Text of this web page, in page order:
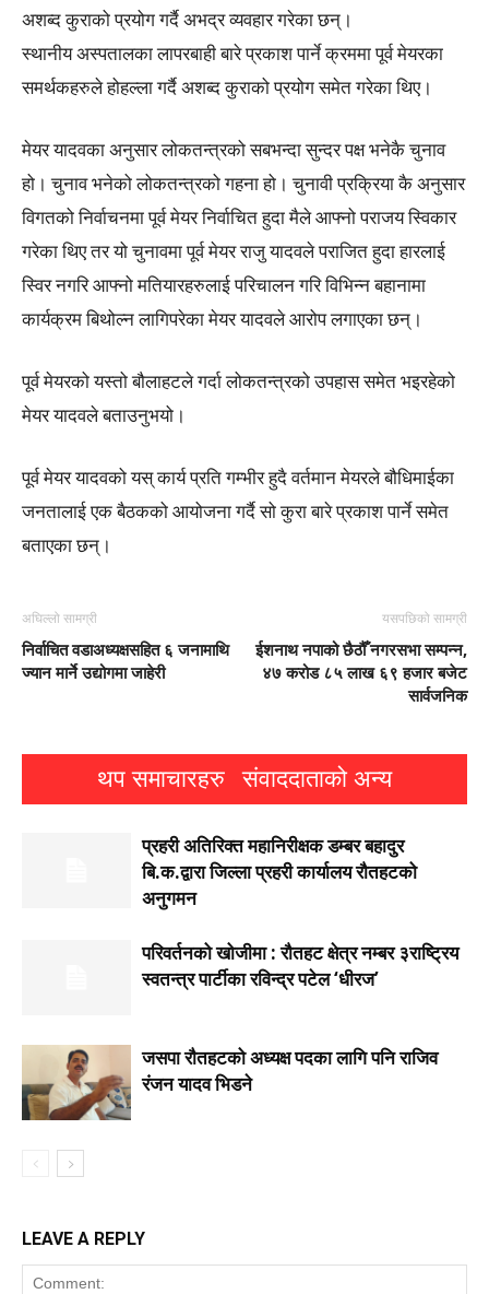
अशब्द कुराको प्रयोग गर्दै अभद्र व्यवहार गरेका छन्।
स्थानीय अस्पतालका लापरबाही बारे प्रकाश पार्ने क्रममा पूर्व मेयरका
समर्थकहरुले होहल्ला गर्दै अशब्द कुराको प्रयोग समेत गरेका थिए।
मेयर यादवका अनुसार लोकतन्त्रको सबभन्दा सुन्दर पक्ष भनेकै चुनाव
हो। चुनाव भनेको लोकतन्त्रको गहना हो। चुनावी प्रक्रिया कै अनुसार
विगतको निर्वाचनमा पूर्व मेयर निर्वाचित हुदा मैले आफ्नो पराजय स्विकार
गरेका थिए तर यो चुनावमा पूर्व मेयर राजु यादवले पराजित हुदा हारलाई
स्विर नगरि आफ्नो मतियारहरुलाई परिचालन गरि विभिन्न बहानामा
कार्यक्रम बिथोल्न लागिपरेका मेयर यादवले आरोप लगाएका छन्।
पूर्व मेयरको यस्तो बौलाहटले गर्दा लोकतन्त्रको उपहास समेत भइरहेको
मेयर यादवले बताउनुभयो।
पूर्व मेयर यादवको यस् कार्य प्रति गम्भीर हुदै वर्तमान मेयरले बौधिमाईका
जनतालाई एक बैठकको आयोजना गर्दै सो कुरा बारे प्रकाश पार्ने समेत
बताएका छन्।
अघिल्लो सामग्री
निर्वाचित वडाअध्यक्षसहित ६ जनामाथि
ज्यान मार्ने उद्योगमा जाहेरी
यसपछिको सामग्री
ईशनाथ नपाको छैठौँ नगरसभा सम्पन्न,
४७ करोड ८५ लाख ६९ हजार बजेट
सार्वजनिक
थप समाचारहरु संवाददाताको अन्य
प्रहरी अतिरिक्त महानिरीक्षक डम्बर बहादुर
बि.क.द्वारा जिल्ला प्रहरी कार्यालय रौतहटको
अनुगमन
परिवर्तनको खोजीमा : रौतहट क्षेत्र नम्बर ३राष्ट्रिय
स्वतन्त्र पार्टीका रविन्द्र पटेल ‘धीरज’
जसपा राैतहटको अध्यक्ष पदका लागि पनि राजिव
रंजन यादव भिडने
LEAVE A REPLY